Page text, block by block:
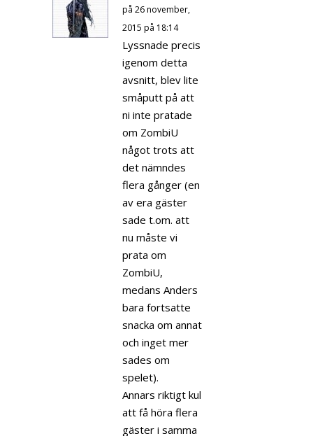
på 26 november,
2015 på 18:14
Lyssnade precis
igenom detta
avsnitt, blev lite
småputt på att
ni inte pratade
om ZombiU
något trots att
det nämndes
flera gånger (en
av era gäster
sade t.om. att
nu måste vi
prata om
ZombiU,
medans Anders
bara fortsatte
snacka om annat
och inget mer
sades om
spelet).
Annars riktigt kul
att få höra flera
gäster i samma